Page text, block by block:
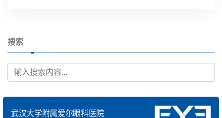
搜索
武汉大学附属爱尔眼科医院